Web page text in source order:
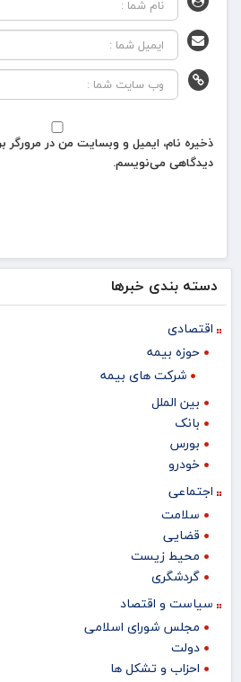
ذخیره نام، ایمیل و وبسایت من در مرورگر
دیدگاهی می‌نویسم.
دسته بندی خبرها
اقتصادی
حوزه بیمه
شرکت های بیمه
بین الملل
بانک
بورس
خودرو
اجتماعی
سلامت
قضایی
محیط زیست
گردشگری
سیاست و اقتصاد
مجلس شورای اسلامی
دولت
احزاب و تشکل ها